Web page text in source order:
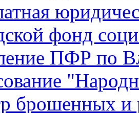
фонд
ПФР по
брошенных и